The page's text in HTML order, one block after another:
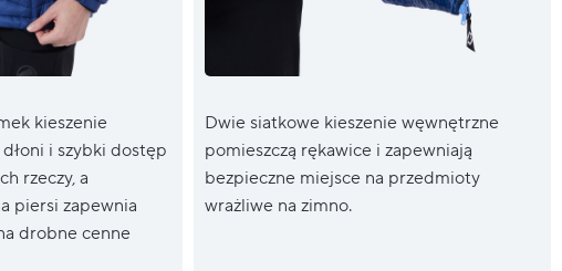
kieszenie
i szybki dostęp
rzeczy, a
piersi zapewnia
drobne cenne
Dwie siatkowe kieszenie węwnętrzne
pomieszczą rękawice i zapewniają
bezpieczne miejsce na przedmioty
wrażliwe na zimno.